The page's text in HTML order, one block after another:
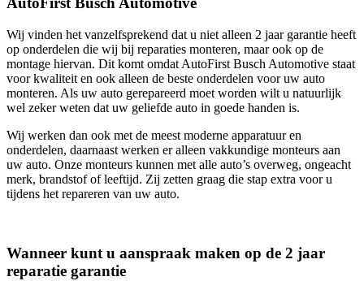
Wij vinden het vanzelfsprekend dat u niet alleen 2 jaar garantie heeft
op onderdelen die wij bij reparaties monteren, maar ook op de
montage hiervan. Dit komt omdat AutoFirst Busch Automotive staat
voor kwaliteit en ook alleen de beste onderdelen voor uw auto
monteren. Als uw auto gerepareerd moet worden wilt u natuurlijk
wel zeker weten dat uw geliefde auto in goede handen is.
Wij werken dan ook met de meest moderne apparatuur en
onderdelen, daarnaast werken er alleen vakkundige monteurs aan
uw auto. Onze monteurs kunnen met alle auto’s overweg, ongeacht
merk, brandstof of leeftijd. Zij zetten graag die stap extra voor u
tijdens het repareren van uw auto.
Wanneer kunt u aanspraak maken op de 2 jaar
reparatie garantie